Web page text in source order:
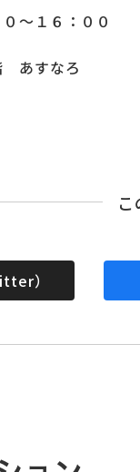
～１６：００
あすなろ
）